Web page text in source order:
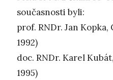
současnosti byli:
prof. RNDr. Jan Kopka,
1992)
doc. RNDr. Karel Kubát,
1995)